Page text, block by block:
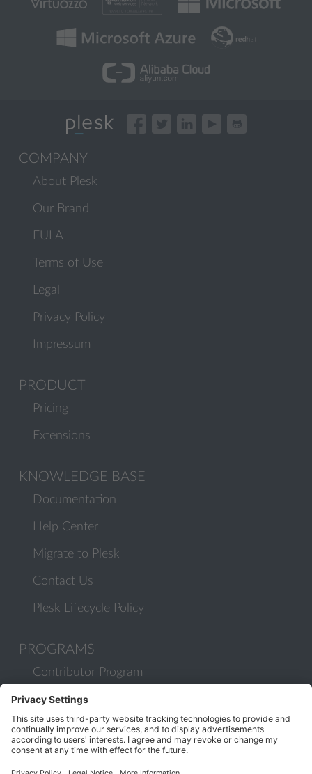
COMPANY
About Plesk
Our Brand
EULA
Terms of Use
Legal
Privacy Policy
Impressum
PRODUCT
Pricing
Extensions
KNOWLEDGE BASE
Documentation
Help Center
Migrate to Plesk
Contact Us
Plesk Lifecycle Policy
PROGRAMS
Contributor Program
Partner Program
COMMUNITY